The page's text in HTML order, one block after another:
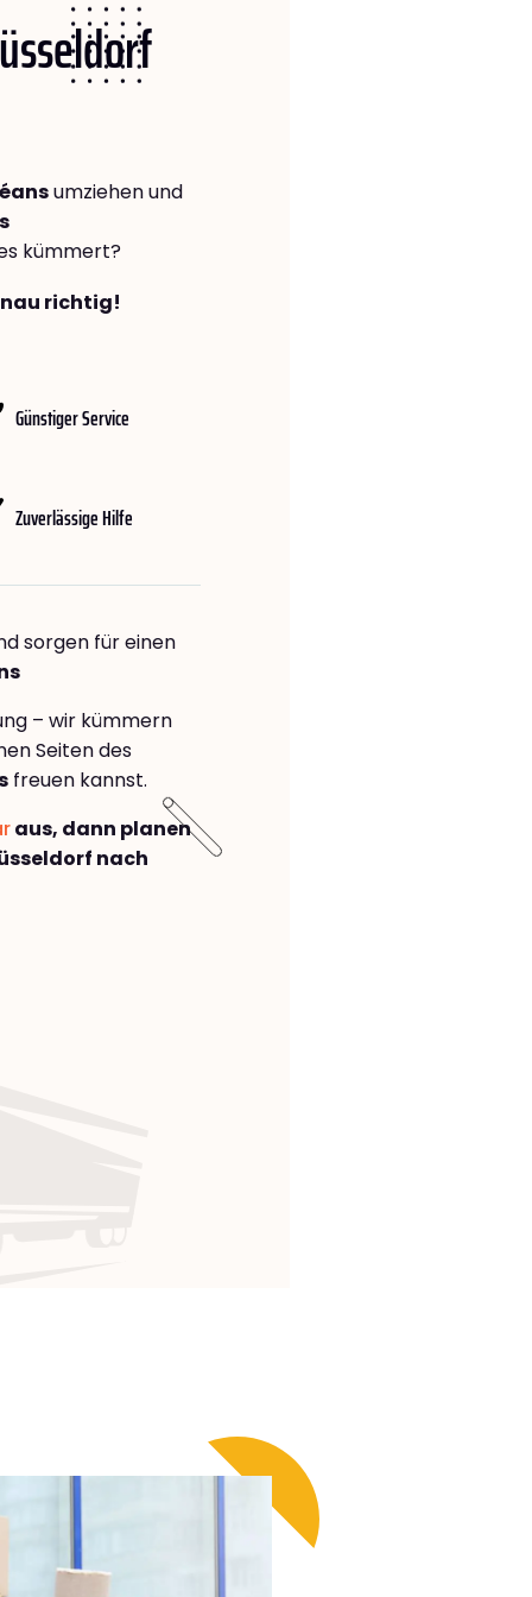
umziehen und
kümmert?
richtig!
Günstiger Service
Zuverlässige Hilfe
sorgen für einen
– wir kümmern
Seiten des
freuen kannst.
aus, dann planen
nach